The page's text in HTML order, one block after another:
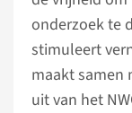
onderzoek te
stimuleert
maakt samen
uit van het